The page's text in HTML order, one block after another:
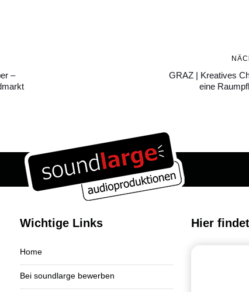
–
Artikel
GRAZ | Kreatives
eine
Wichtige Links
Home
Bei soundlarge bewerben
Hier